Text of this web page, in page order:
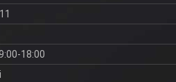
18:00